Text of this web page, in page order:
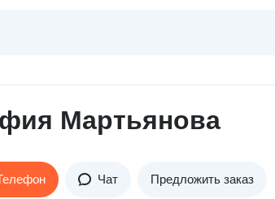
Мартьянова
Чат Предложить заказ